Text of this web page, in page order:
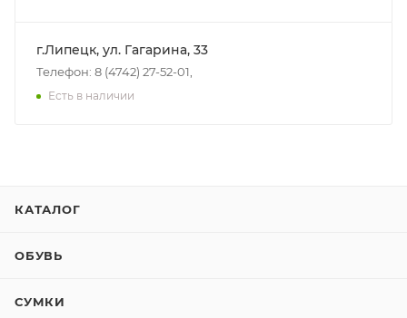
г.Липецк, ул. Гагарина, 33
Телефон: 8 (4742) 27-52-01,
Есть в наличии
КАТАЛОГ
ОБУВЬ
СУМКИ